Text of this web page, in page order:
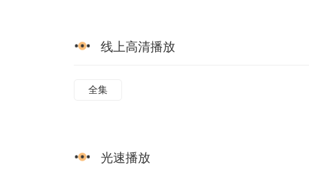
线上高清播放
全集
光速播放